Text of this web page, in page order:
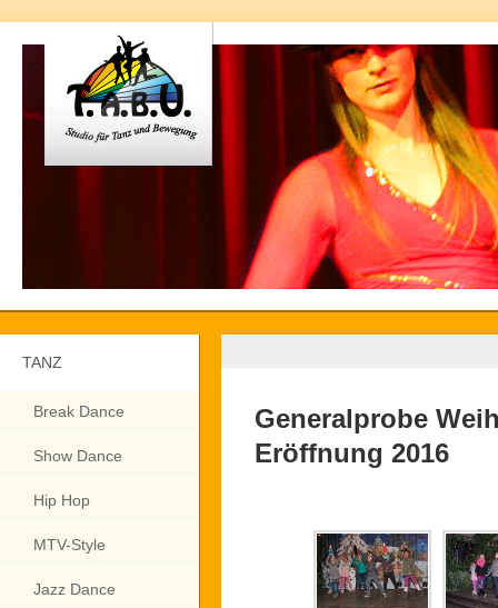
TANZ
Break Dance
Show Dance
Hip Hop
MTV-Style
Jazz Dance
Generalprobe
Eröffnung 2016